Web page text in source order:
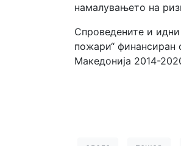
намалувањето на
Спроведените и
пожари“ финансиран
Македонија 2014-